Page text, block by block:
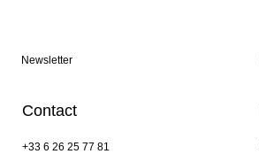
Newsletter
Contact
+33 6 26 25 77 81